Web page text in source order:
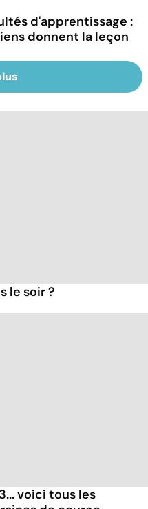
d'apprentissage :
donnent la leçon
le soir ?
voici tous les